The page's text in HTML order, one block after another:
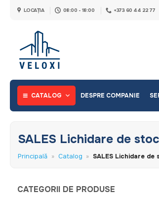
LOCAȚIA 08:00 - 18:00 +373 60 44 22 77
CATALOG DESPRE COMPANIE
SALES Lichidare de stoc
Principală » Catalog » SALES Lichidare de
CATEGORII DE PRODUSE